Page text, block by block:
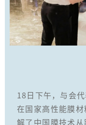
18日下午，与会
在国家高性能膜
解了中国膜技术